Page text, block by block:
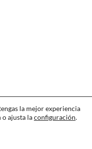
la mejor experiencia
o ajusta laconfiguración.